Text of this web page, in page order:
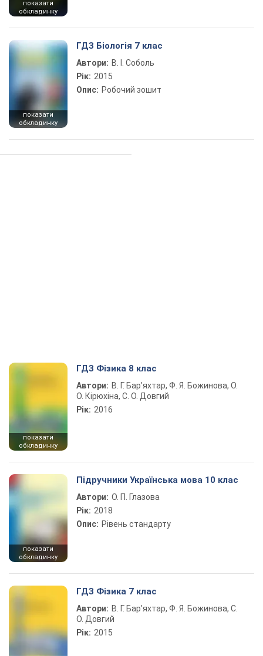
показати
обкладинку
показати
обкладинку
ГДЗ Біологія 7 клас
Автори: В. І. Соболь
Рік: 2015
Опис: Робочий зошит
показати
обкладинку
ГДЗ Фізика 8 клас
Автори: В. Г. Бар’яхтар, Ф. Я. Божинова, О.
О. Кірюхіна, С. О. Довгий
Рік: 2016
показати
обкладинку
Підручники Українська мова 10 клас
Автори: О. П. Глазова
Рік: 2018
Опис: Рівень стандарту
ГДЗ Фізика 7 клас
Автори: В. Г. Бар’яхтар, Ф. Я. Божинова, С.
О. Довгий
Рік: 2015